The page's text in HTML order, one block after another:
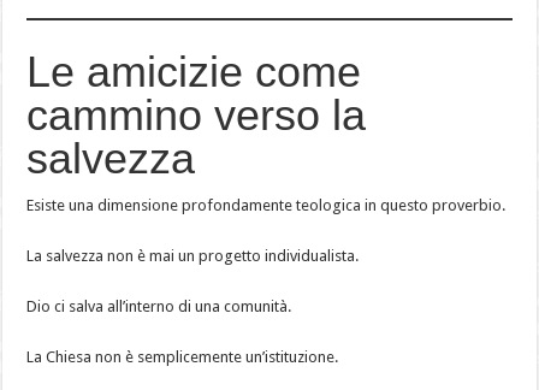
Le amicizie come
cammino verso la
salvezza
Esiste una dimensione profondamente teologica in questo proverbio.
La salvezza non è mai un progetto individualista.
Dio ci salva all’interno di una comunità.
La Chiesa non è semplicemente un’istituzione.